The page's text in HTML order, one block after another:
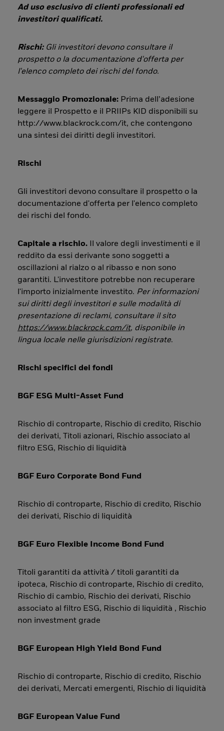
Ad uso esclusivo di clienti professionali ed
investitori qualificati.
Rischi: Gli investitori devono consultare il
prospetto o la documentazione d'offerta per
l'elenco completo dei rischi del fondo.
Messaggio Promozionale: Prima dell’adesione
leggere il Prospetto e il PRIIPs KID disponibili su
http://www.blackrock.com/it, che contengono
una sintesi dei diritti degli investitori.
Rischi
Gli investitori devono consultare il prospetto o la
documentazione d'offerta per l'elenco completo
dei rischi del fondo.
Capitale a rischio. Il valore degli investimenti e il
reddito da essi derivante sono soggetti a
oscillazioni al rialzo o al ribasso e non sono
garantiti. L'investitore potrebbe non recuperare
l'importo inizialmente investito. Per informazioni
sui diritti degli investitori e sulle modalità di
presentazione di reclami, consultare il sito
https://www.blackrock.com/it, disponibile in
lingua locale nelle giurisdizioni registrate.
Rischi specifici dei fondi
BGF ESG Multi-Asset Fund
Rischio di controparte, Rischio di credito, Rischio
dei derivati, Titoli azionari, Rischio associato al
filtro ESG, Rischio di liquidità
BGF Euro Corporate Bond Fund
Rischio di controparte, Rischio di credito, Rischio
dei derivati, Rischio di liquidità
BGF Euro Flexible Income Bond Fund
Titoli garantiti da attività / titoli garantiti da
ipoteca, Rischio di controparte, Rischio di credito,
Rischio di cambio, Rischio dei derivati, Rischio
associato al filtro ESG, Rischio di liquidità , Rischio
non investment grade
BGF European High Yield Bond Fund
Rischio di controparte, Rischio di credito, Rischio
dei derivati, Mercati emergenti, Rischio di liquidità
BGF European Value Fund